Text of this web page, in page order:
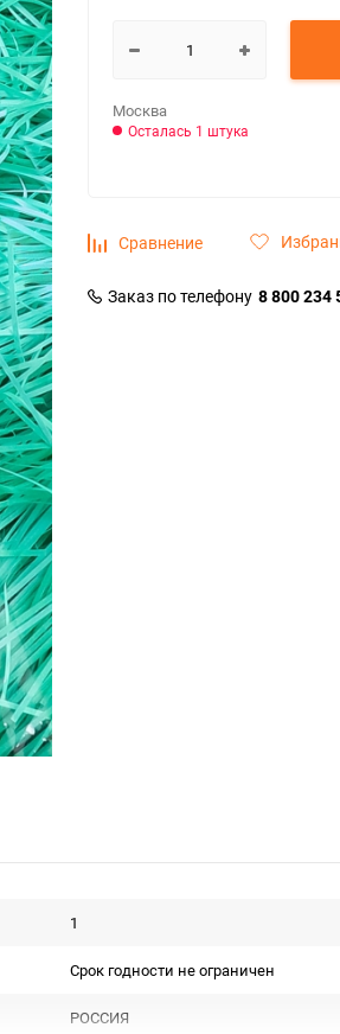
Москва
Осталась 1 штука
Сравнение
Заказ по телефону 8 800 234
1
Срок годности не ограничен
РОССИЯ